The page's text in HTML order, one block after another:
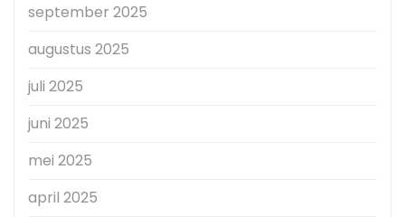
september 2025
augustus 2025
juli 2025
juni 2025
mei 2025
april 2025